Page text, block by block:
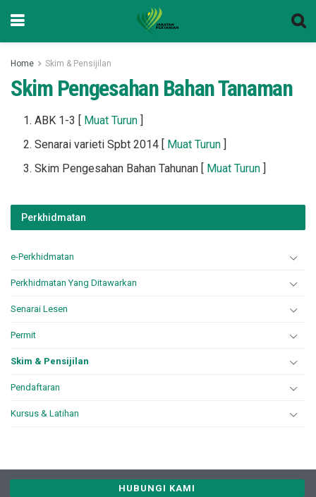
Home Skim & Pensijilan
Skim Pengesahan Bahan Tanaman
ABK 1-3 [ Muat Turun ]
Senarai varieti Spbt 2014 [ Muat Turun ]
Skim Pengesahan Bahan Tahunan [ Muat Turun ]
Perkhidmatan
e-Perkhidmatan
Perkhidmatan Yang Ditawarkan
Senarai Lesen
Permit
Skim & Pensijilan
Pendaftaran
Kursus & Latihan
HUBUNGI KAMI